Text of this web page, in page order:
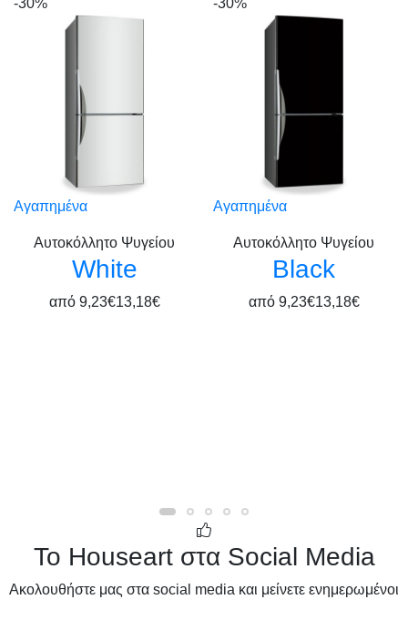
-30%
Αγαπημένα
Αυτοκόλλητο Ψυγείου
White
από 9,23€13,18€
-30%
Αγαπημένα
Αυτοκόλλητο Ψυγείου
Black
από 9,23€13,18€
Το Houseart στα Social Media
Ακολουθήστε μας στα social media και μείνετε ενημερωμένοι